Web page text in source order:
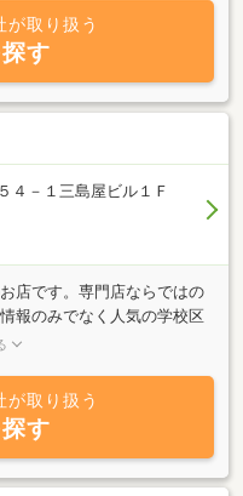
が取り扱う
す
４－１三島屋ビル１Ｆ
店です。専門店ならではの
報のみでなく人気の学校区
め細かい情報提供をいたし
築士・宅建士・ファイナン
から資金・税金・相続相談
サポートサービスを提供致
サポート実現のため、お客
相談係兼代表者]が直接承り
が取り扱う
す